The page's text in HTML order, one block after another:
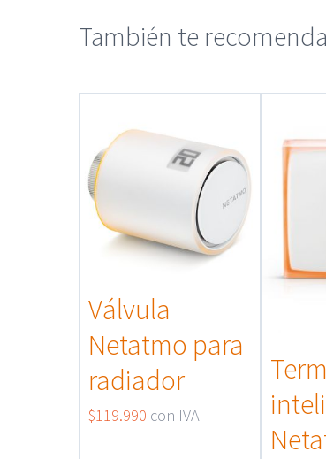
También te
Válvula
Netatmo para
radiador
$119.990 con IVA